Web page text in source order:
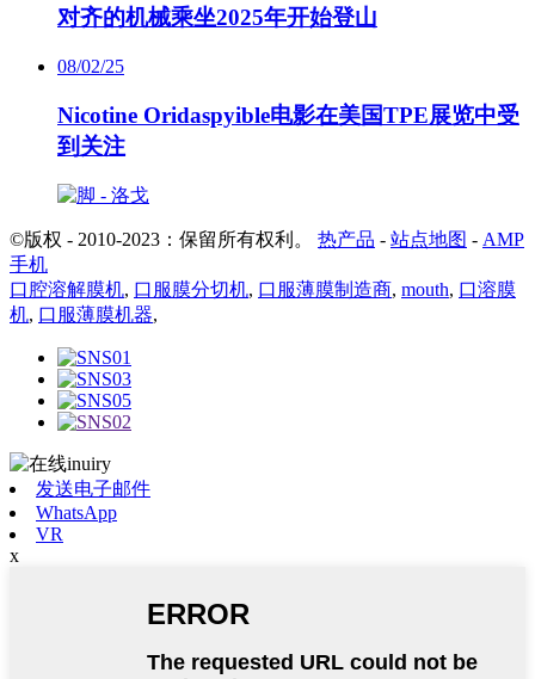
对齐的机械乘坐2025年开始登山
08/02/25
Nicotine Oridaspyible电影在美国TPE展览中受
到关注
©版权 - 2010-2023：保留所有权利。 热产品 - 站点地图 - AMP
手机
口腔溶解膜机, 口服膜分切机, 口服薄膜制造商, mouth, 口溶膜
机, 口服薄膜机器,
发送电子邮件
WhatsApp
VR
x